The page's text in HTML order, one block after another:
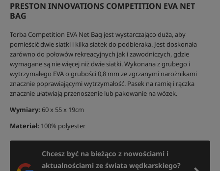
PRESTON INNOVATIONS COMPETITION EVA NET
BAG
Torba Competition EVA Net Bag jest wystarczająco duża, aby
pomieścić dwie siatki i kilka siatek do podbieraka. Jest doskonała
zarówno do połowów rekreacyjnych jak i zawodniczych, gdzie
wymagane są nie więcej niż dwie siatki. Wykonana z grubego i
wytrzymałego EVA o grubości 0,8 mm ze zgrzanymi narożnikami
znacznie poprawiającymi wytrzymałość. Pasek na ramię i rączka
znacznie ułatwiają przenoszenie lub pakowanie na wózek.
Wymiary: 60 x 55 x 19cm
Materiał: 100% polyester
Chcesz być na bieżąco z nowościami i
aktualnościami ze świata wędkarskiego?